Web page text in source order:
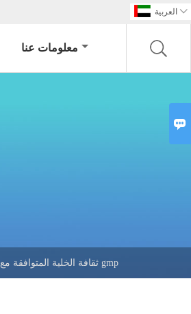
العربية 
معلومات عنا
ثقافة الخلية المتوافقة مع gmp
